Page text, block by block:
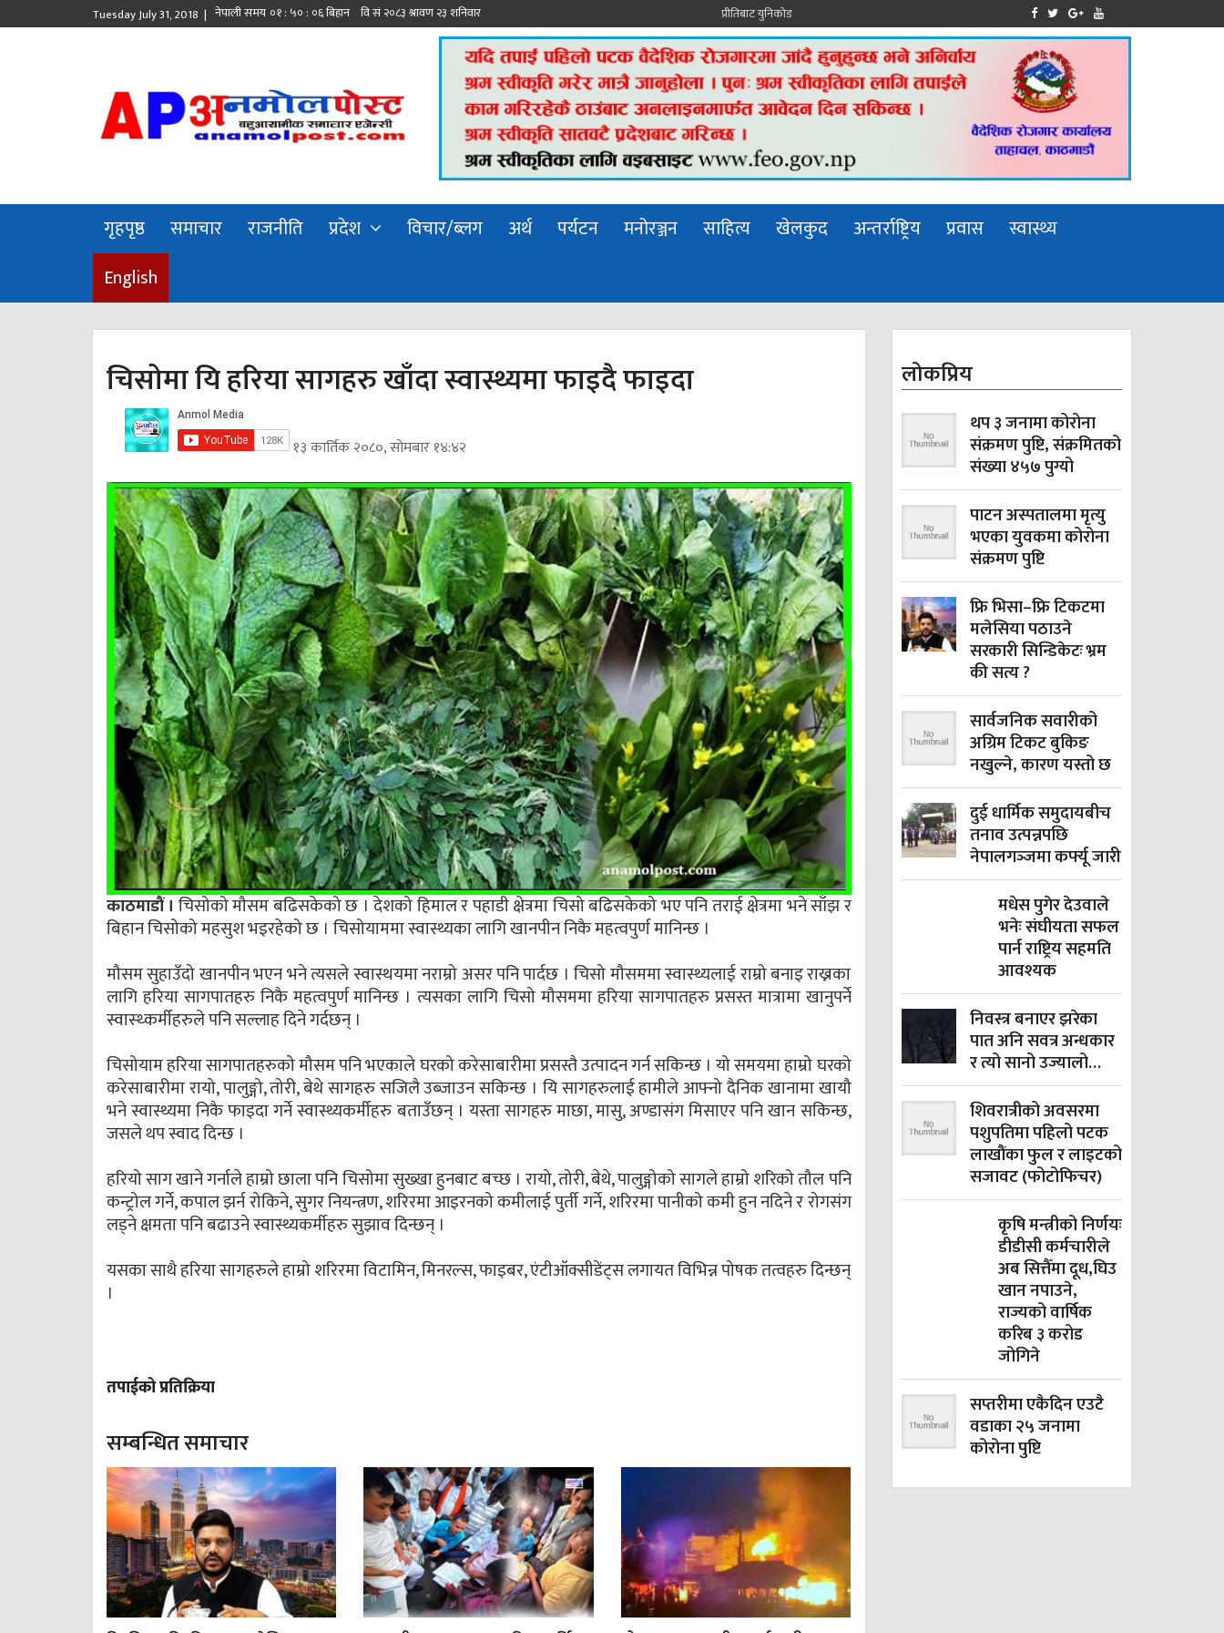
Tuesday July 31, 2018 | प्रीतिबाट युनिकोड
गृहपृष्ठ समाचार राजनीति प्रदेश विचार/ब्लग अर्थ पर्यटन मनोरञ्जन साहित्य खेलकुद अन्तर्राष्ट्रिय प्रवास
स्वास्थ्य
English
चिसोमा यि हरिया सागहरु खाँदा स्वास्थ्यमा फाइदै फाइदा
१३ कार्तिक २०८०, सोमबार १४:४२
काठमाडौं । चिसोको मौसम बढिसकेको छ । देशको हिमाल र पहाडी क्षेत्रमा चिसो बढिसकेको भए पनि तराई क्षेत्रमा भने साँझ र
बिहान चिसोको महसुश भइरहेको छ । चिसोयाममा स्वास्थ्यका लागि खानपीन निकै महत्वपुर्ण मानिन्छ ।
मौसम सुहाउँदो खानपीन भएन भने त्यसले स्वास्थयमा नराम्रो असर पनि पार्दछ । चिसो मौसममा स्वास्थ्यलाई राम्रो बनाइ राख्नका
लागि हरिया सागपातहरु निकै महत्वपुर्ण मानिन्छ । त्यसका लागि चिसो मौसममा हरिया सागपातहरु प्रसस्त मात्रामा खानुपर्ने
स्वास्थ्कर्मीहरुले पनि सल्लाह दिने गर्दछन् ।
चिसोयाम हरिया सागपातहरुको मौसम पनि भएकाले घरको करेसाबारीमा प्रसस्तै उत्पादन गर्न सकिन्छ । यो समयमा हाम्रो घरको
करेसाबारीमा रायो, पालुङ्गो, तोरी, बेथे सागहरु सजिलै उब्जाउन सकिन्छ । यि सागहरुलाई हामीले आफ्नो दैनिक खानामा खायौ
भने स्वास्थ्यमा निकै फाइदा गर्ने स्वास्थ्यकर्मीहरु बताउँछन् । यस्ता सागहरु माछा, मासु, अण्डासंग मिसाएर पनि खान सकिन्छ,
जसले थप स्वाद दिन्छ ।
हरियो साग खाने गर्नाले हाम्रो छाला पनि चिसोमा सुख्खा हुनबाट बच्छ । रायो, तोरी, बेथे, पालुङ्गोको सागले हाम्रो शरिको तौल पनि
कन्ट्रोल गर्ने, कपाल झर्न रोकिने, सुगर नियन्त्रण, शरिरमा आइरनको कमीलाई पुर्ती गर्ने, शरिरमा पानीको कमी हुन नदिने र रोगसंग
लड्ने क्षमता पनि बढाउने स्वास्थ्यकर्मीहरु सुझाव दिन्छन् ।
यसका साथै हरिया सागहरुले हाम्रो शरिरमा विटामिन, मिनरल्‍स, फाइबर, एंटीऑक्सीडेंट्स लगायत विभिन्न पोषक तत्वहरु दिन्छन्
।
तपाईको प्रतिक्रिया
सम्बन्धित समाचार
लोकप्रिय
थप ३ जनामा कोरोना
संक्रमण पुष्टि, संक्रमितको
संख्या ४५७ पुग्यो
पाटन अस्पतालमा मृत्यु
भएका युवकमा कोरोना
संक्रमण पुष्टि
फ्रि भिसा–फ्रि टिकटमा
मलेसिया पठाउने
सरकारी सिन्डिकेटः भ्रम
की सत्य ?
सार्वजनिक सवारीको
अग्रिम टिकट बुकिङ
नखुल्ने, कारण यस्तो छ
दुई धार्मिक समुदायबीच
तनाव उत्पन्नपछि
नेपालगञ्‍जमा कर्फ्यू जारी
मधेस पुगेर देउवाले
भनेः संघीयता सफल
पार्न राष्ट्रिय सहमति
आवश्यक
निवस्त्र बनाएर झरेका
पात अनि सवत्र अन्धकार
र त्यो सानो उज्यालो…
शिवरात्रीको अवसरमा
पशुपतिमा पहिलो पटक
लाखौंका फुल र लाइटको
सजावट (फोटोफिचर)
कृषि मन्त्रीको निर्णयः
डीडीसी कर्मचारीले
अब सित्तैँमा दूध,घिउ
खान नपाउने,
राज्यको वार्षिक
करिब ३ करोड
जोगिने
सप्तरीमा एकैदिन एउटै
वडाका २५ जनामा
कोरोना पुष्टि